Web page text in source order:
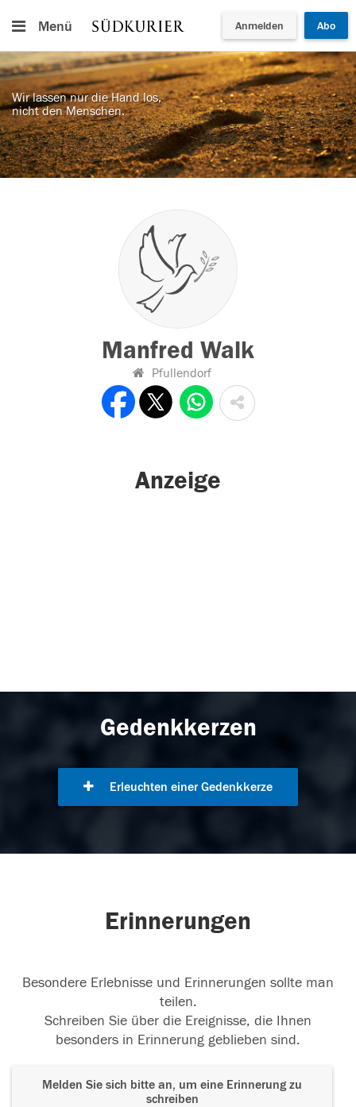
Menü Anmelden Abo
Wir lassen nur die Hand los,
nicht den Menschen.
Manfred Walk
Pfullendorf
Anzeige
Gedenkkerzen
Erleuchten einer Gedenkkerze
Erinnerungen
Besondere Erlebnisse und Erinnerungen sollte man
teilen.
Schreiben Sie über die Ereignisse, die Ihnen
besonders in Erinnerung geblieben sind.
Melden Sie sich bitte an, um eine Erinnerung zu
schreiben